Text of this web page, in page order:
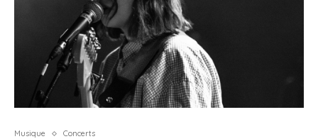
Musique Concerts